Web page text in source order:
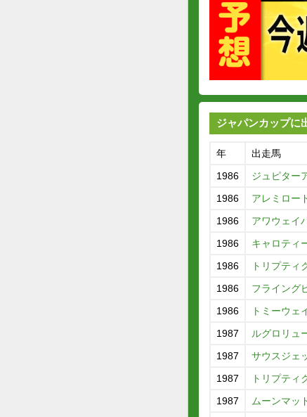
ジャパンカップに
年 出走馬
1986
ジュピター
1986
アレミロー
1986
アワウェイ
1986
キャロティ
1986
トリプティ
1986
フライング
1986
トミーウェ
1987
ルグロリュ
1987
サウスジェ
1987
トリプティ
1987
ムーンマッ